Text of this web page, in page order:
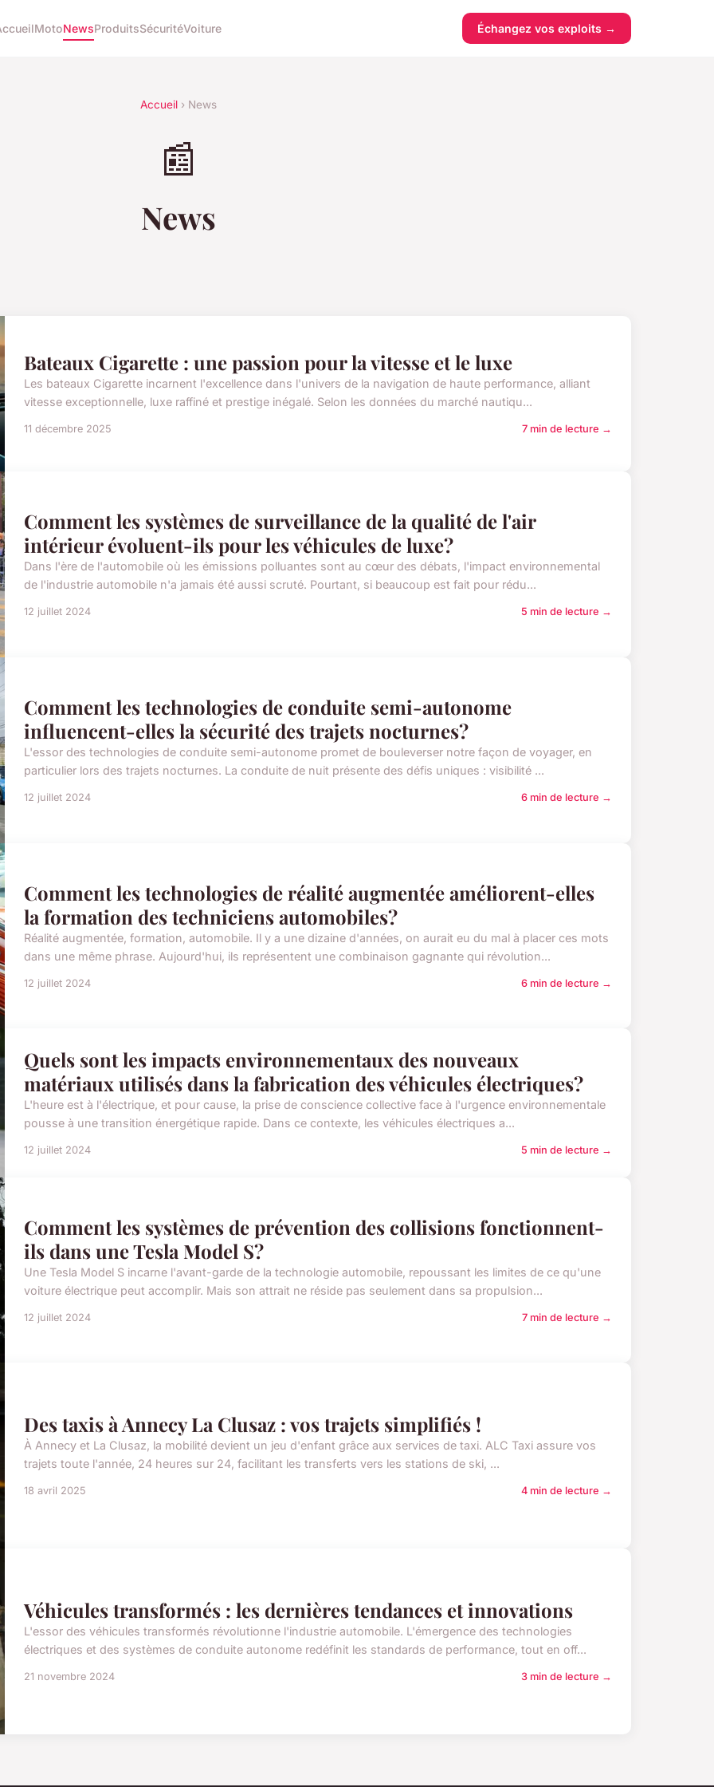
MotoNewsProduitsSécuritéVoiture Échangez vos exploits →
Accueil › News
📰
News
Bateaux Cigarette : une passion pour la vitesse et le luxe
Les bateaux Cigarette incarnent l'excellence dans l'univers de la navigation de haute performance, alliant
vitesse exceptionnelle, luxe raffiné et prestige inégalé. Selon les données du marché nautiqu...
11 décembre 2025 7 min de lecture →
Comment les systèmes de surveillance de la qualité de l'air
intérieur évoluent-ils pour les véhicules de luxe?
Dans l'ère de l'automobile où les émissions polluantes sont au cœur des débats, l'impact environnemental
de l'industrie automobile n'a jamais été aussi scruté. Pourtant, si beaucoup est fait pour rédu...
12 juillet 2024 5 min de lecture →
Comment les technologies de conduite semi-autonome
influencent-elles la sécurité des trajets nocturnes?
L'essor des technologies de conduite semi-autonome promet de bouleverser notre façon de voyager, en
particulier lors des trajets nocturnes. La conduite de nuit présente des défis uniques : visibilité ...
12 juillet 2024 6 min de lecture →
Comment les technologies de réalité augmentée améliorent-elles
la formation des techniciens automobiles?
Réalité augmentée, formation, automobile. Il y a une dizaine d'années, on aurait eu du mal à placer ces mots
dans une même phrase. Aujourd'hui, ils représentent une combinaison gagnante qui révolution...
12 juillet 2024 6 min de lecture →
Quels sont les impacts environnementaux des nouveaux
matériaux utilisés dans la fabrication des véhicules électriques?
L'heure est à l'électrique, et pour cause, la prise de conscience collective face à l'urgence environnementale
pousse à une transition énergétique rapide. Dans ce contexte, les véhicules électriques a...
12 juillet 2024 5 min de lecture →
Comment les systèmes de prévention des collisions fonctionnent-
ils dans une Tesla Model S?
Une Tesla Model S incarne l'avant-garde de la technologie automobile, repoussant les limites de ce qu'une
voiture électrique peut accomplir. Mais son attrait ne réside pas seulement dans sa propulsion...
12 juillet 2024 7 min de lecture →
Des taxis à Annecy La Clusaz : vos trajets simplifiés !
À Annecy et La Clusaz, la mobilité devient un jeu d'enfant grâce aux services de taxi. ALC Taxi assure vos
trajets toute l'année, 24 heures sur 24, facilitant les transferts vers les stations de ski, ...
18 avril 2025 4 min de lecture →
Véhicules transformés : les dernières tendances et innovations
L'essor des véhicules transformés révolutionne l'industrie automobile. L'émergence des technologies
électriques et des systèmes de conduite autonome redéfinit les standards de performance, tout en off...
21 novembre 2024 3 min de lecture →